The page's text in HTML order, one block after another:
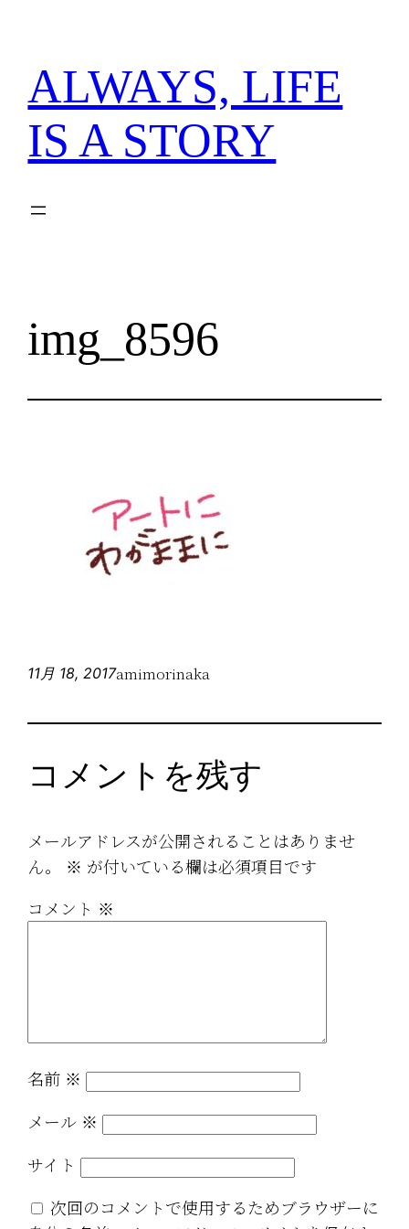
ALWAYS, LIFE
IS A STORY
img_8596
11月 18, 2017amimorinaka
コメントを残す
メールアドレスが公開されることはありませ
ん。
※ が付いている欄は必須項目です
コメント ※
名前 ※
メール ※
サイト
次回のコメントで使用するためブラウザーに